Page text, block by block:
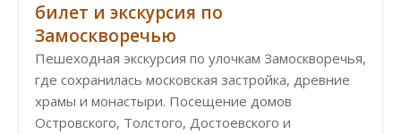
билет и экскурсия по
Замоскворечью
Пешеходная экскурсия по улочкам Замоскворечья,
где сохранилась московская застройка, древние
храмы и монастыри. Посещение домов
Островского, Толстого, Достоевского и